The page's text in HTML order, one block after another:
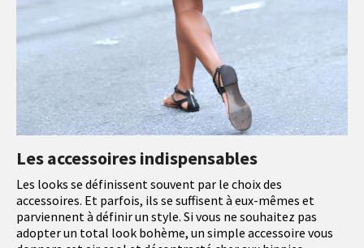
Les accessoires indispensables
Les looks se définissent souvent par le choix des
accessoires. Et parfois, ils se suffisent à eux-mêmes et
parviennent à définir un style. Si vous ne souhaitez pas
adopter un total look bohème, un simple accessoire vous